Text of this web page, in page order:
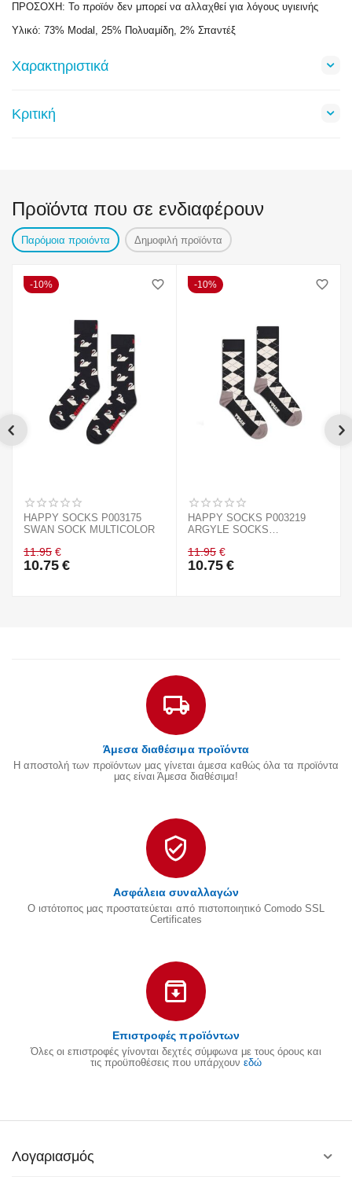
ΠΡΟΣΟΧΗ: To προϊόν δεν μπορεί να αλλαχθεί για λόγους υγιεινής
Υλικό: 73% Modal, 25% Πολυαμίδη, 2% Σπαντέξ
Χαρακτηριστικά
Κριτική
Προϊόντα που σε ενδιαφέρουν
Παρόμοια προιόντα Δημοφιλή προϊόντα
10%
HAPPY SOCKS P003175
SWAN SOCK MULTICOLOR
11.95 €
10.75 €
10%
HAPPY SOCKS P003219
ARGYLE SOCKS
11.95 €
10.75 €
Άμεσα διαθέσιμα προϊόντα
Η αποστολή των προϊόντων μας γίνεται άμεσα καθώς όλα τα προϊόντα
μας είναι Άμεσα διαθέσιμα!
Ασφάλεια συναλλαγών
Ο ιστότοπος μας προστατεύεται από πιστοποιητικό Comodo SSL
Certificates
Επιστροφές προϊόντων
Όλες οι επιστροφές γίνονται δεχτές σύμφωνα με τους όρους και
τις προϋποθέσεις που υπάρχουν εδώ
Λογαριασμός